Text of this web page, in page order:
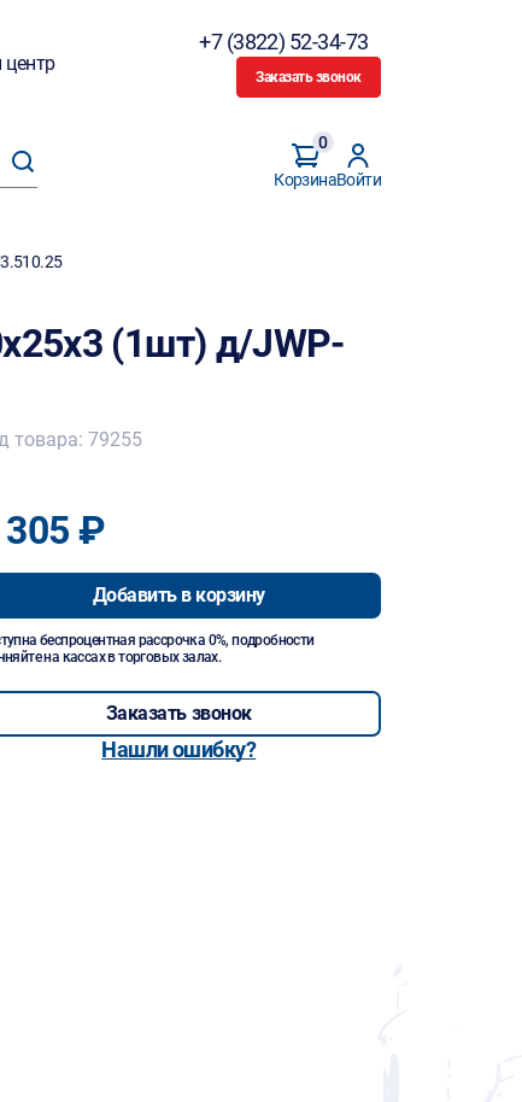
+7 (3822) 52-34-73
Заказать звонок
Корзина
0
Войти
(1шт) д/JWP-
товара: 79255
₽
Добавить в корзину
беспроцентная рассрочка 0%, подробности
на кассах в торговых залах.
Заказать звонок
Нашли ошибку?